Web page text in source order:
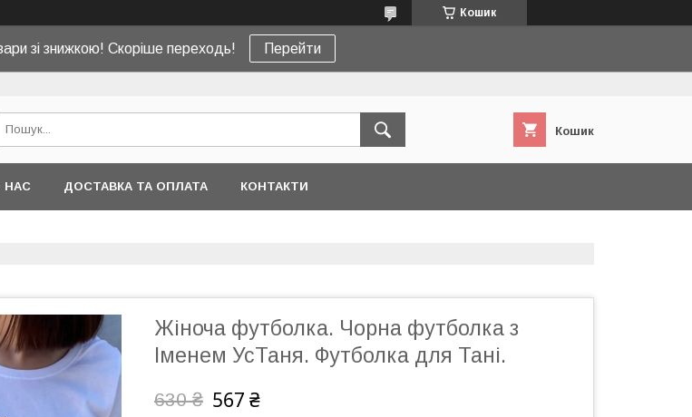
Кошик
зі знижкою! Скоріше переходь! Перейти
Кошик
НАС ДОСТАВКА ТА ОПЛАТА КОНТАКТИ
Жіноча футболка. Чорна футболка з
Іменем УсТаня. Футболка для Тані.
630 ₴ 567 ₴